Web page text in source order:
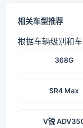
相关车型推荐
根据车辆级别和
368G
SR4 Max
V锐